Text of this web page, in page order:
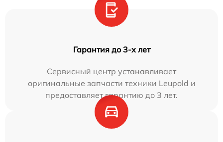
Гарантия до 3-х лет
Сервисный центр устанавливает
оригинальные запчасти техники Leupold и
предоставляет гарантию до 3 лет.